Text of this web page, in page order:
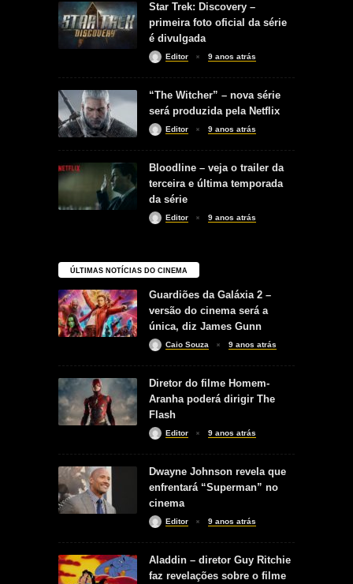
Star Trek: Discovery –
primeira foto oficial da série
é divulgada
Editor 9 anos atrás
“The Witcher” – nova série
será produzida pela Netflix
Editor 9 anos atrás
Bloodline – veja o trailer da
terceira e última temporada
da série
Editor 9 anos atrás
ÚLTIMAS NOTÍCIAS DO CINEMA
Guardiões da Galáxia 2 –
versão do cinema será a
única, diz James Gunn
Caio Souza 9 anos atrás
Diretor do filme Homem-
Aranha poderá dirigir The
Flash
Editor 9 anos atrás
Dwayne Johnson revela que
enfrentará “Superman” no
cinema
Editor 9 anos atrás
Aladdin – diretor Guy Ritchie
faz revelações sobre o filme